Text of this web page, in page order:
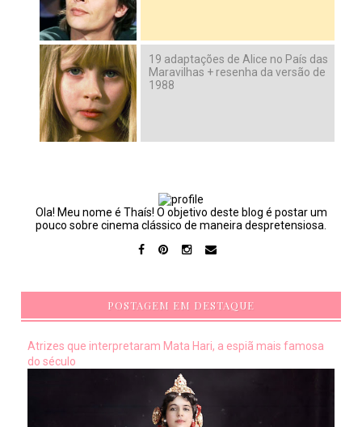
19 adaptações de Alice no País das
Maravilhas + resenha da versão de
1988
Ola! Meu nome é Thaís! O objetivo deste blog é postar um
pouco sobre cinema clássico de maneira despretensiosa.
POSTAGEM EM DESTAQUE
Atrizes que interpretaram Mata Hari, a espiã mais famosa
do século